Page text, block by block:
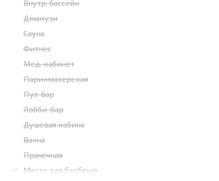
Внутр. бассейн
Джакузи
Сауна
Фитнес
Мед. кабинет
Парикмахерская
Пул-бар
Лобби-бар
Душевая кабина
Ванна
Прачечная
Место для барбекю